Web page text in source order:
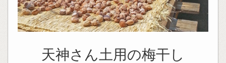
天神さん土用の梅干し